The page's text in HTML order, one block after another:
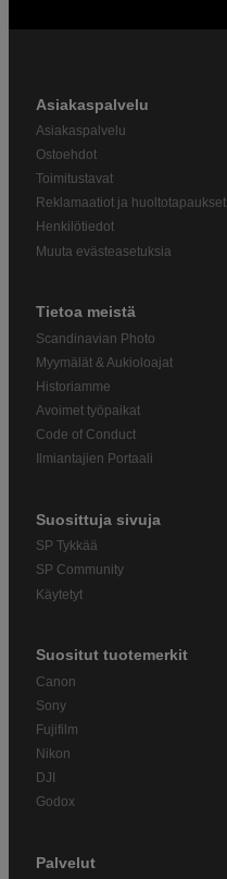
Asiakaspalvelu
Asiakaspalvelu
Ostoehdot
Toimitustavat
Reklamaatiot ja huoltotapaukset
Henkilötiedot
Muuta evästeasetuksia
Tietoa meistä
Scandinavian Photo
Myymälät & Aukioloajat
Historiamme
Avoimet työpaikat
Code of Conduct
Ilmiantajien Portaali
Suosittuja sivuja
SP Tykkää
SP Community
Käytetyt
Suositut tuotemerkit
Canon
Sony
Fujifilm
Nikon
DJI
Godox
Palvelut